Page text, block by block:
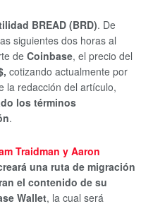
BREAD (BRD). De
siguientes dos horas al
de Coinbase, el precio del
cotizando actualmente por
la redacción del artículo,
los términos
.
Traidman y Aaron
una ruta de migración
el contenido de su
Wallet, la cual será